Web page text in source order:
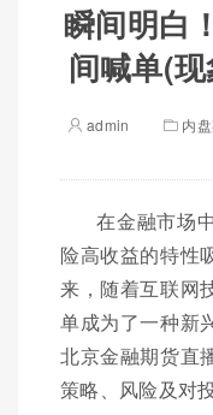
瞬间明白
间喊单(
admin 内
在金融市场
险高收益的特性
来，随着互联网
单成为了一种新
北京金融期货直
策略、风险及对